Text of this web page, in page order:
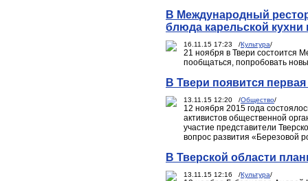
В Международный
блюда карельской кухни
16.11.15 17:23 /Культура/
21 ноября в Твери состоится
пообщаться, попробовать
В Твери появится
13.11.15 12:20 /Общество/
12 ноября 2015 года
активистов общественной
участие представители
вопрос развития «Березовой
В Тверской области
13.11.15 12:16 /Культура/